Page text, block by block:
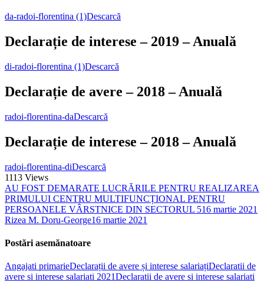
da-radoi-florentina (1)Descarcă
Declarație de interese – 2019 – Anuală
di-radoi-florentina (1)Descarcă
Declarație de avere – 2018 – Anuală
radoi-florentina-daDescarcă
Declarație de interese – 2018 – Anuală
radoi-florentina-diDescarcă
1113 Views
AU FOST DEMARATE LUCRĂRILE PENTRU REALIZAREA
PRIMULUI CENTRU MULTIFUNCȚIONAL PENTRU
PERSOANELE VÂRSTNICE DIN SECTORUL 516 martie 2021
Rizea M. Doru-George16 martie 2021
Postări asemănatoare
Angajati primarieDeclarații de avere și interese salariațiDeclaratii de
avere si interese salariati 2021Declaratii de avere si interese salariati